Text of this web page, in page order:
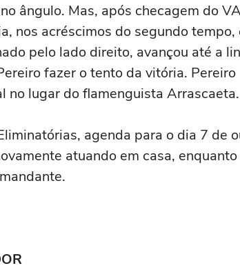
ângulo. Mas, após checagem do
nos acréscimos do segundo
pelo lado direito, avançou até a
fazer o tento da vitória.
no lugar do flamenguista Arrascaeta.
agenda para o dia 7 de
atuando em casa,